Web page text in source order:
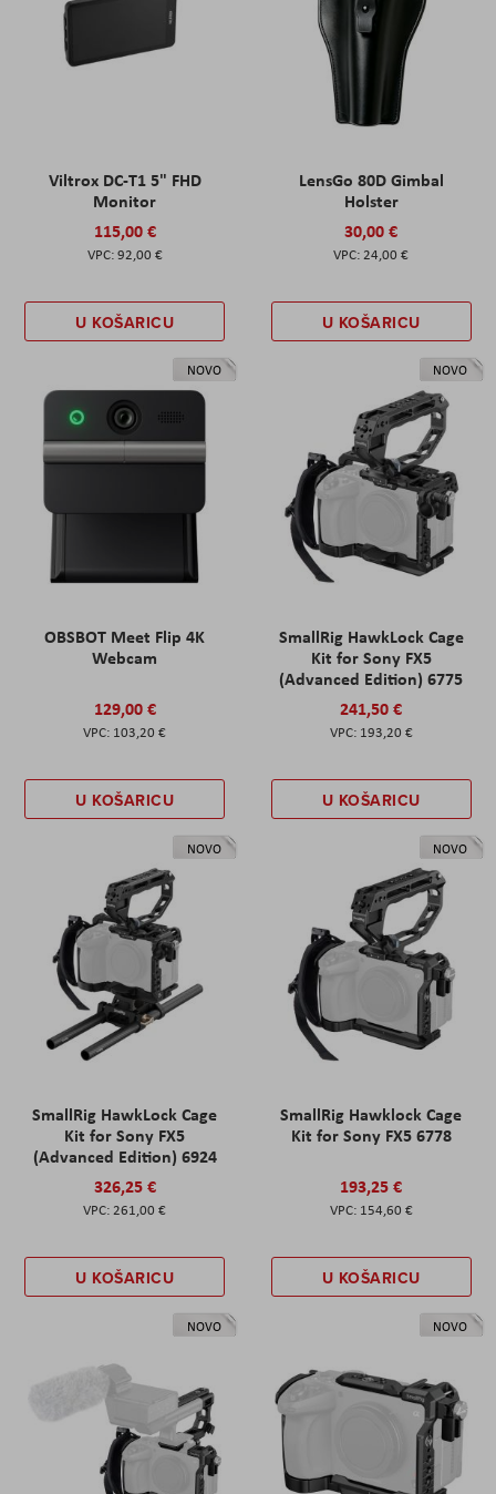
Viltrox DC-T1 5" FHD
Monitor
115,00 €
92,00 €
U KOŠARICU
LensGo 80D Gimbal
Holster
30,00 €
24,00 €
U KOŠARICU
NOVO
OBSBOT Meet Flip 4K
Webcam
129,00 €
103,20 €
U KOŠARICU
NOVO
SmallRig HawkLock Cage
Kit for Sony FX5
(Advanced Edition) 6775
241,50 €
193,20 €
U KOŠARICU
NOVO
SmallRig HawkLock Cage
Kit for Sony FX5
(Advanced Edition) 6924
326,25 €
261,00 €
U KOŠARICU
NOVO
SmallRig Hawklock Cage
Kit for Sony FX5 6778
193,25 €
154,60 €
U KOŠARICU
NOVO NOVO